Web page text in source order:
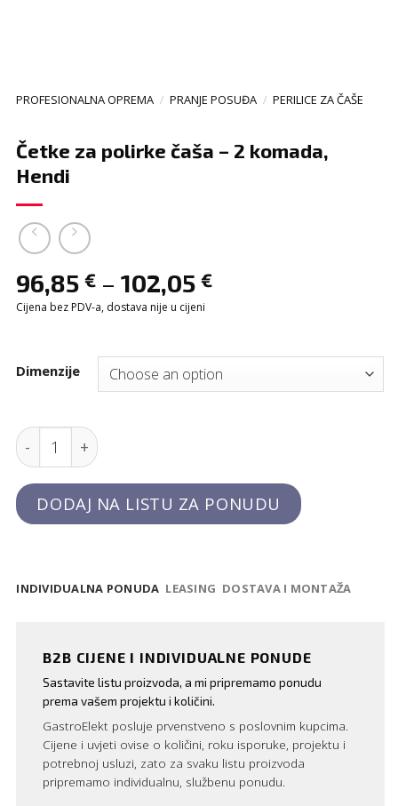
PROFESIONALNA OPREMA / PRANJE POSUĐA / PERILICE ZA ČAŠE
Četke za polirke čaša – 2 komada,
Hendi
96,85€ –102,05€
Cijena bez PDV-a, dostava nije u cijeni
Dimenzije
Četke za polirke čaša - 2 komada, Hendi quantity
DODAJ NA LISTU ZA PONUDU
INDIVIDUALNA PONUDA LEASING DOSTAVA I MONTAŽA
B2B CIJENE I INDIVIDUALNE PONUDE
Sastavite listu proizvoda, a mi pripremamo ponudu
prema vašem projektu i količini.
GastroElekt posluje prvenstveno s poslovnim kupcima.
Cijene i uvjeti ovise o količini, roku isporuke, projektu i
potrebnoj usluzi, zato za svaku listu proizvoda
pripremamo individualnu, službenu ponudu.